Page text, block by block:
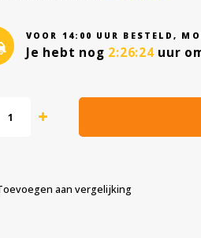
VOOR 14:00 UUR BESTELD,
Je hebt nog 2:26:23 uur
aan vergelijking